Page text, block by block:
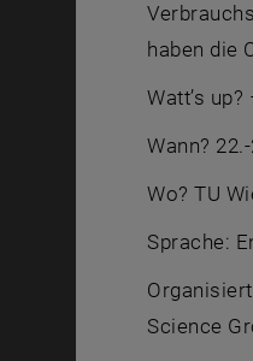
haben die
Watt’s
Wann?
Wo? TU
Sprache:
Science